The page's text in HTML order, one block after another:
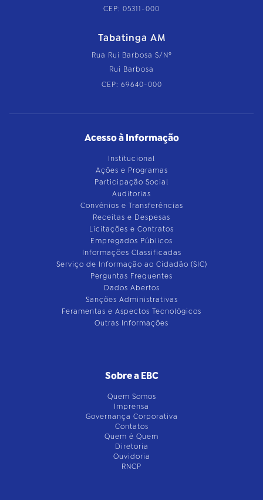
CEP: 05311-000
Tabatinga AM
Rua Rui Barbosa S/Nº
Rui Barbosa
CEP: 69640-000
Acesso à Informação
Institucional
Ações e Programas
Participação Social
Auditorias
Convênios e Transferências
Receitas e Despesas
Licitações e Contratos
Empregados Públicos
Informações Classificadas
Serviço de Informação ao Cidadão (SIC)
Perguntas Frequentes
Dados Abertos
Sanções Administrativas
Feramentas e Aspectos Tecnológicos
Outras Informações
Sobre a EBC
Quem Somos
Imprensa
Governança Corporativa
Contatos
Quem é Quem
Diretoria
Ouvidoria
RNCP